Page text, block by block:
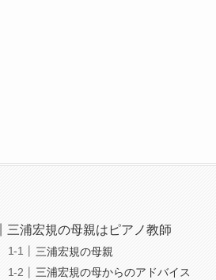
三浦宏規の母親はピアノ教師
三浦宏規の母親
三浦宏規の母からのアドバイス